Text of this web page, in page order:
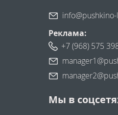
Реклама:
+7 (968) 575
Мы в